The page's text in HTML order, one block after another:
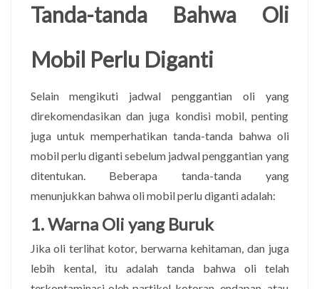
Tanda-tanda Bahwa Oli
Mobil Perlu Diganti
Selain mengikuti jadwal penggantian oli yang
direkomendasikan dan juga kondisi mobil, penting
juga untuk memperhatikan tanda-tanda bahwa oli
mobil perlu diganti sebelum jadwal penggantian yang
ditentukan. Beberapa tanda-tanda yang
menunjukkan bahwa oli mobil perlu diganti adalah:
1. Warna Oli yang Buruk
Jika oli terlihat kotor, berwarna kehitaman, dan juga
lebih kental, itu adalah tanda bahwa oli telah